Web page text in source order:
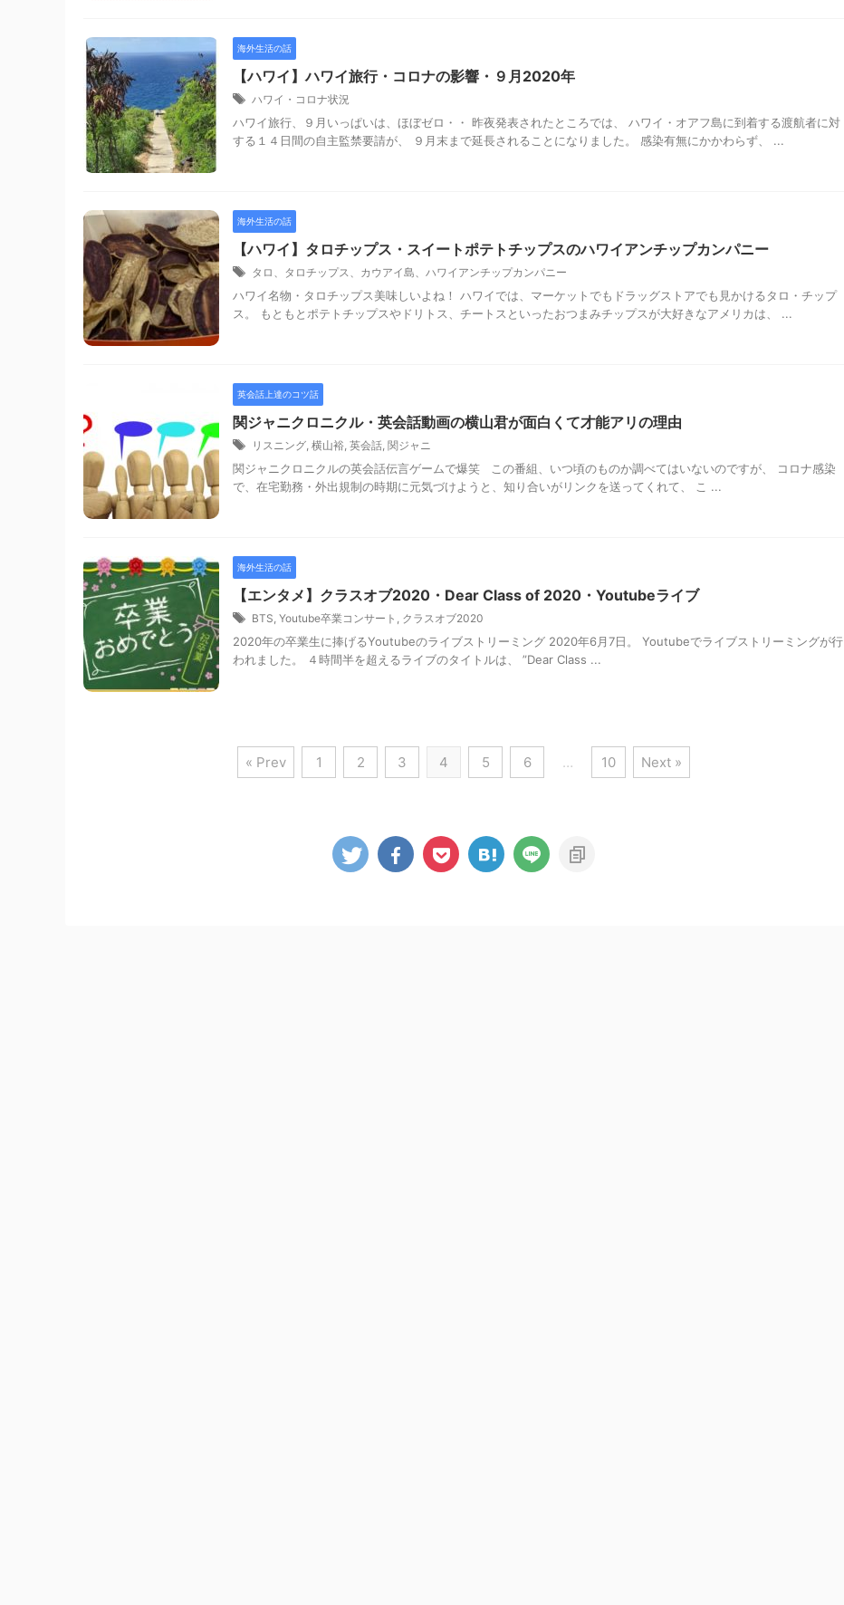
海外生活の話
【ハワイ】ハワイ旅行・コロナの影響・９月2020年
ハワイ・コロナ状況
ハワイ旅行、９月いっぱいは、ほぼゼロ・・ 昨夜発表されたところでは、 ハワイ・オアフ島に到着する渡航者に対
する１４日間の自主監禁要請が、 ９月末まで延長されることになりました。 感染有無にかかわらず、 ...
海外生活の話
【ハワイ】タロチップス・スイートポテトチップスのハワイアンチップカンパニー
タロ、タロチップス、カウアイ島、ハワイアンチップカンパニー
ハワイ名物・タロチップス美味しいよね！ ハワイでは、マーケットでもドラッグストアでも見かけるタロ・チップ
ス。 もともとポテトチップスやドリトス、チートスといったおつまみチップスが大好きなアメリカは、 ...
英会話上達のコツ話
関ジャニクロニクル・英会話動画の横山君が面白くて才能アリの理由
リスニング, 横山裕, 英会話, 関ジャニ
関ジャニクロニクルの英会話伝言ゲームで爆笑 この番組、いつ頃のものか調べてはいないのですが、 コロナ感染
で、在宅勤務・外出規制の時期に元気づけようと、知り合いがリンクを送ってくれて、 こ ...
海外生活の話
【エンタメ】クラスオブ2020・Dear Class of 2020・Youtubeライブ
BTS, Youtube卒業コンサート , クラスオブ2020
2020年の卒業生に捧げるYoutubeのライブストリーミング 2020年6月7日。 Youtubeでライブストリーミングが行
われました。 ４時間半を超えるライブのタイトルは、 ”Dear Class ...
« Prev 1 2 3 4 5 6 … 10 Next »